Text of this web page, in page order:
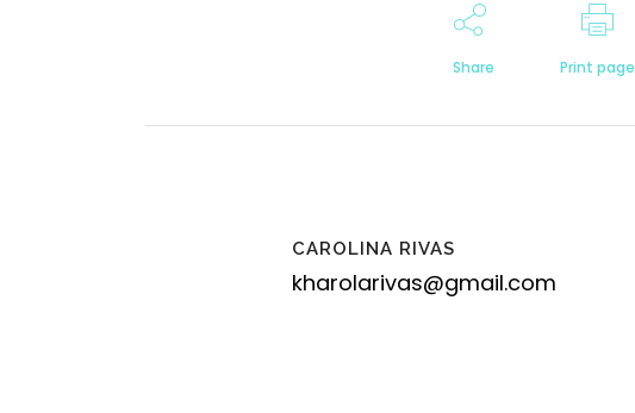
Share Print page
CAROLINA RIVAS
kharolarivas@gmail.com